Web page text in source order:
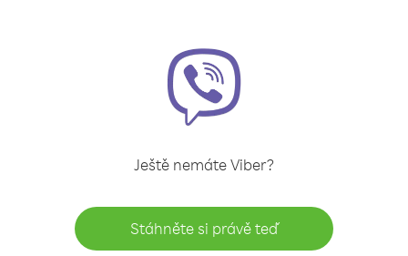
Ještě nemáte Viber?
Stáhněte si právě teď